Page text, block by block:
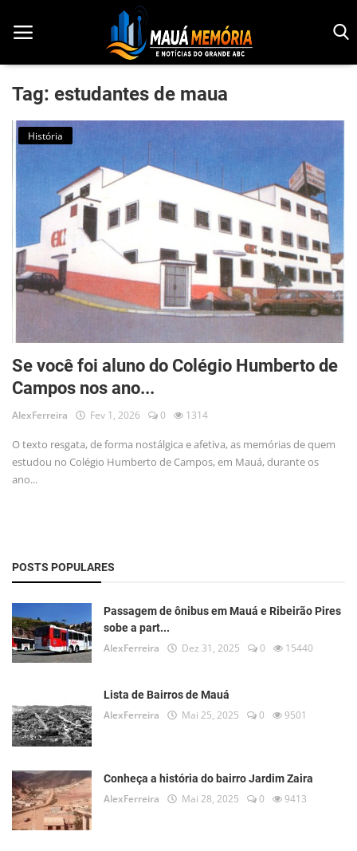
Início
Dorama
Notícias
Pop!
História
Esportes
Musica
Contato
Doe
História da Família
Entrar
Registrar
Tag: estudantes de maua
História
Se você foi aluno do Colégio Humberto de
Campos nos ano...
AlexFerreira Fev 1, 2026 0 1314
O texto resgata, de forma nostálgica e afetiva, as memórias de quem
estudou no Colégio Humberto de Campos, em Mauá, durante os
ano...
POSTS POPULARES
Passagem de ônibus em Mauá e Ribeirão Pires
sobe a part...
AlexFerreira Dez 31, 2025 0 15440
Lista de Bairros de Mauá
AlexFerreira Mai 25, 2025 0 9501
Conheça a história do bairro Jardim Zaira
AlexFerreira Mai 28, 2025 0 9413